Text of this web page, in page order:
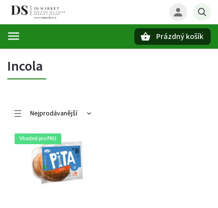
Prázdný košík
Incola
Nejprodávanější
Nejdražší
Abecedně
Vhodné pro PKU